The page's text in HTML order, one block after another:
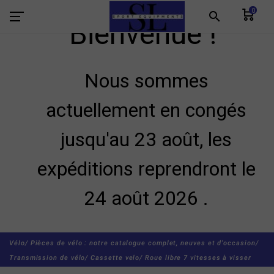
search 0
Bienvenue !
Nous sommes
actuellement en congés
jusqu'au 23 août, les
expéditions reprendront le
24 août 2026 .
Vélo/ Pièces de vélo : notre catalogue complet, neuves et d'occasion/
Transmission de vélo/ Cassette velo/ Roue libre 7 vitesses à visser